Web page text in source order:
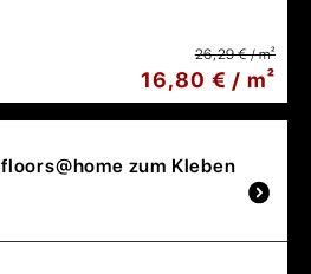
26,29 € / m²
16,80 € / m²
floors@home zum Kleben